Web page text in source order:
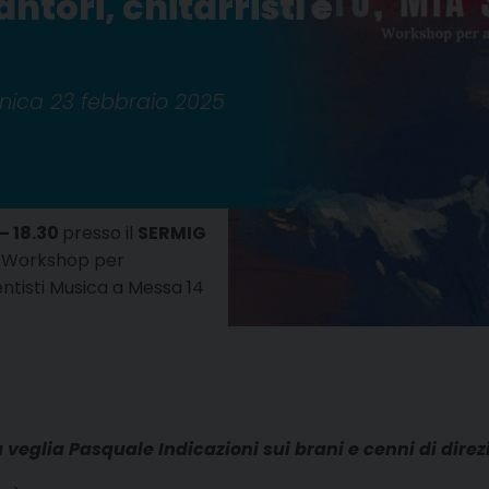
23 febbraio 2025
18.30 presso il SERMIG
per
Musica a Messa 14
Pasquale Indicazioni sui brani e cenni di